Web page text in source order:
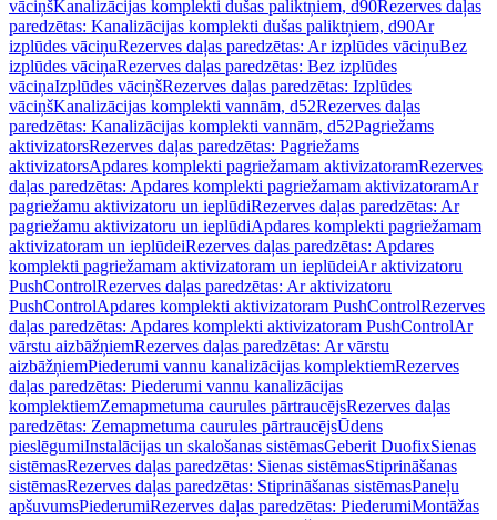
vāciņšKanalizācijas komplekti dušas paliktņiem, d90Rezerves daļas
paredzētas: Kanalizācijas komplekti dušas paliktņiem, d90Ar
izplūdes vāciņuRezerves daļas paredzētas: Ar izplūdes vāciņuBez
izplūdes vāciņaRezerves daļas paredzētas: Bez izplūdes
vāciņaIzplūdes vāciņšRezerves daļas paredzētas: Izplūdes
vāciņšKanalizācijas komplekti vannām, d52Rezerves daļas
paredzētas: Kanalizācijas komplekti vannām, d52Pagriežams
aktivizatorsRezerves daļas paredzētas: Pagriežams
aktivizatorsApdares komplekti pagriežamam aktivizatoramRezerves
daļas paredzētas: Apdares komplekti pagriežamam aktivizatoramAr
pagriežamu aktivizatoru un ieplūdiRezerves daļas paredzētas: Ar
pagriežamu aktivizatoru un ieplūdiApdares komplekti pagriežamam
aktivizatoram un ieplūdeiRezerves daļas paredzētas: Apdares
komplekti pagriežamam aktivizatoram un ieplūdeiAr aktivizatoru
PushControlRezerves daļas paredzētas: Ar aktivizatoru
PushControlApdares komplekti aktivizatoram PushControlRezerves
daļas paredzētas: Apdares komplekti aktivizatoram PushControlAr
vārstu aizbāžņiemRezerves daļas paredzētas: Ar vārstu
aizbāžņiemPiederumi vannu kanalizācijas komplektiemRezerves
daļas paredzētas: Piederumi vannu kanalizācijas
komplektiemZemapmetuma caurules pārtraucējsRezerves daļas
paredzētas: Zemapmetuma caurules pārtraucējsŪdens
pieslēgumiInstalācijas un skalošanas sistēmasGeberit DuofixSienas
sistēmasRezerves daļas paredzētas: Sienas sistēmasStiprināšanas
sistēmasRezerves daļas paredzētas: Stiprināšanas sistēmasPaneļu
apšuvumsPiederumiRezerves daļas paredzētas: PiederumiMontāžas